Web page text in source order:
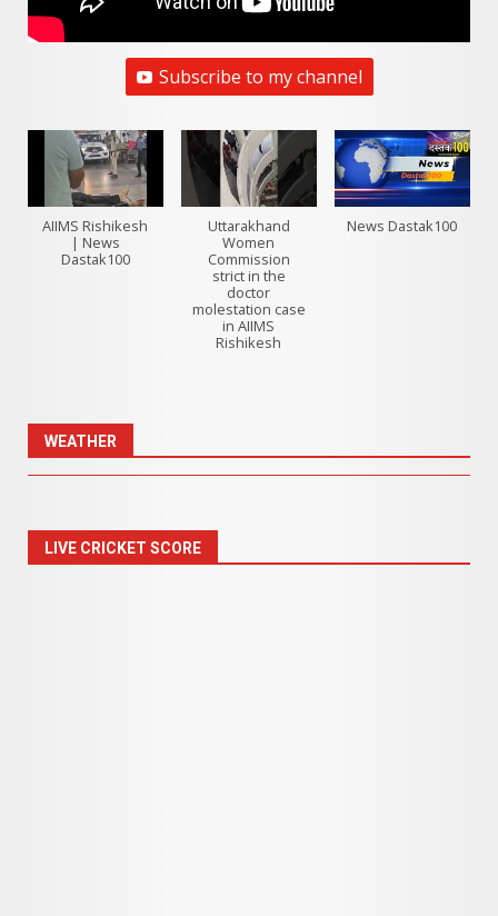
Subscribe to my channel
AIIMS Rishikesh
| News
Dastak100
Uttarakhand
Women
Commission
strict in the
doctor
molestation case
in AIIMS
Rishikesh
News Dastak100
WEATHER
LIVE CRICKET SCORE